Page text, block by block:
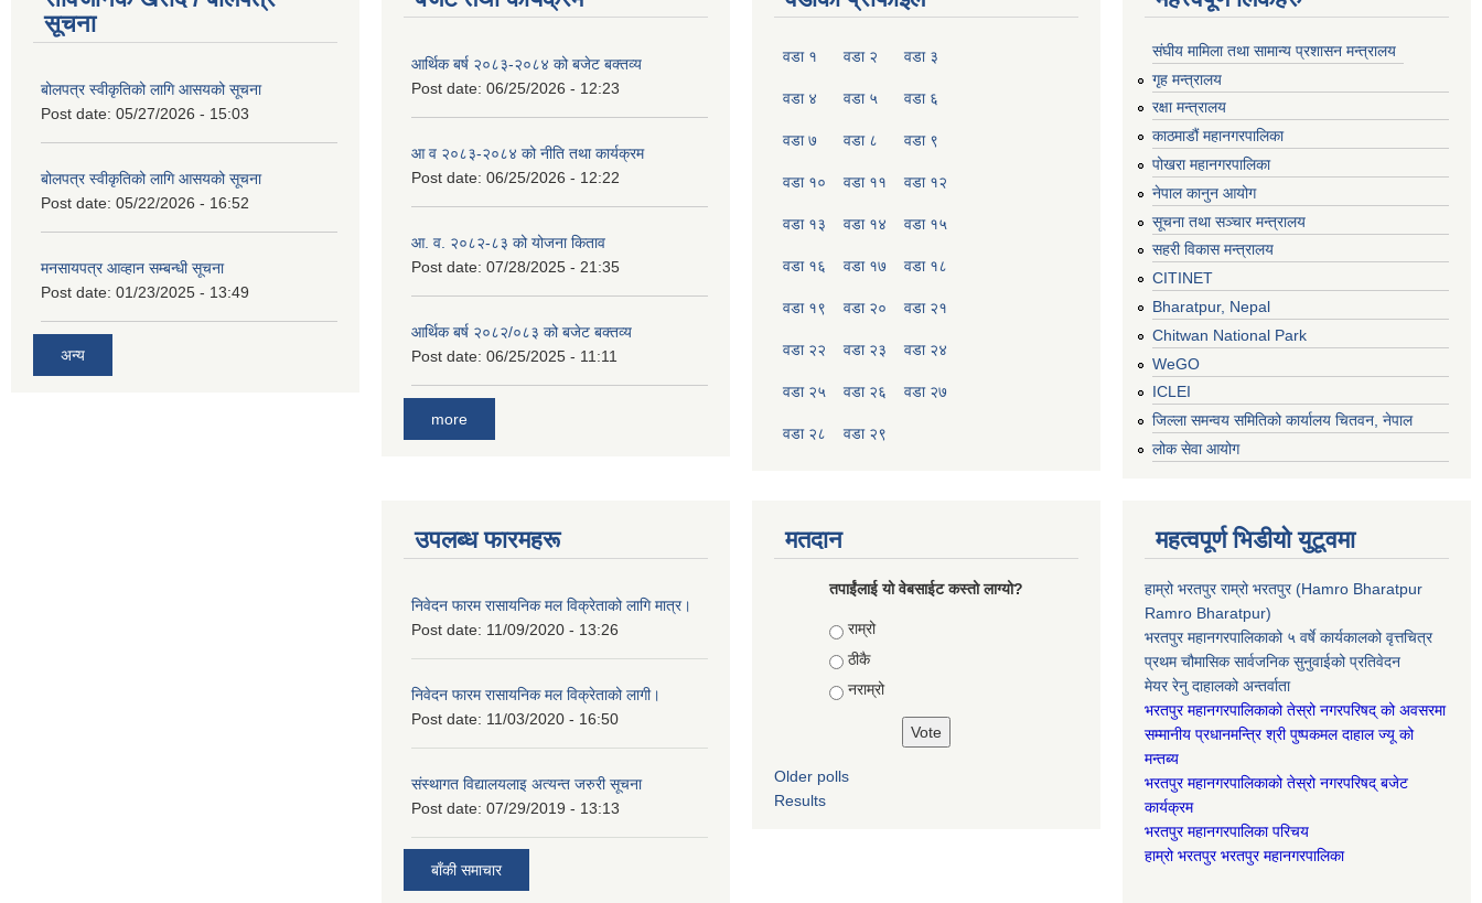
सूचना
बोलपत्र स्वीकृतिको लागि आसयको सूचना
Post date: 05/27/2026 - 15:03
बोलपत्र स्वीकृतिको लागि आसयको सूचना
Post date: 05/22/2026 - 16:52
मनसायपत्र आव्हान सम्बन्धी सूचना
Post date: 01/23/2025 - 13:49
अन्य
आर्थिक बर्ष २०८३-२०८४ को बजेट बक्तव्य
Post date: 06/25/2026 - 12:23
आ व २०८३-२०८४ को नीति तथा कार्यक्रम
Post date: 06/25/2026 - 12:22
आ. व. २०८२-८३ को योजना किताव
Post date: 07/28/2025 - 21:35
आर्थिक बर्ष २०८२/०८३ को बजेट बक्तव्य
Post date: 06/25/2025 - 11:11
more
वडा १ वडा २ वडा ३
वडा ४ वडा ५ वडा ६
वडा ७ वडा ८ वडा ९
वडा १० वडा ११ वडा १२
वडा १३ वडा १४ वडा १५
वडा १६ वडा १७ वडा १८
वडा १९ वडा २० वडा २१
वडा २२ वडा २३ वडा २४
वडा २५ वडा २६ वडा २७
वडा २८ वडा २९
संघीय मामिला तथा सामान्य प्रशासन मन्त्रालय
गृह मन्त्रालय
रक्षा मन्त्रालय
काठमाडौं महानगरपालिका
पोखरा महानगरपालिका
नेपाल कानुन आयोग
सूचना तथा सञ्चार मन्त्रालय
सहरी विकास मन्त्रालय
CITINET
Bharatpur, Nepal
Chitwan National Park
WeGO
ICLEI
जिल्ला समन्वय समितिको कार्यालय चितवन, नेपाल
लोक सेवा आयोग
उपलब्ध फारमहरू
निवेदन फारम रासायनिक मल विक्रेताको लागि मात्र।
Post date: 11/09/2020 - 13:26
निवेदन फारम रासायनिक मल विक्रेताको लागी।
Post date: 11/03/2020 - 16:50
संस्थागत विद्यालयलाइ अत्यन्त जरुरी सूचना
Post date: 07/29/2019 - 13:13
बाँकी समाचार
मतदान
तपाईंलाई यो वेबसाईट कस्तो लाग्यो?
Choices
राम्रो
ठीकै
नराम्रो
Older polls
Results
महत्वपूर्ण भिडीयो युटूवमा
हाम्रो भरतपुर राम्रो भरतपुर (Hamro Bharatpur
Ramro Bharatpur)
भरतपुर महानगरपालिकाको ५ वर्षे कार्यकालको वृत्तचित्र
प्रथम चौमासिक सार्वजनिक सुनुवाईको प्रतिवेदन
मेयर रेनु दाहालको अन्तर्वाता
भरतपुर महानगरपालिकाको तेस्रो नगरपरिषद् को अवसरमा
सम्मानीय प्रधानमन्त्रि श्री पुष्पकमल दाहाल ज्यू को
मन्तब्य
भरतपुर महानगरपालिकाको तेस्रो नगरपरिषद् बजेट
कार्यक्रम
भरतपुर महानगरपालिका परिचय
हाम्रो भरतपुर भरतपुर महानगरपालिका